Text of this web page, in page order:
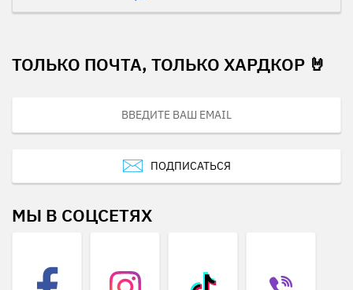
ТОЛЬКО ПОЧТА, ТОЛЬКО ХАРДКОР 🤘
ПОДПИСАТЬСЯ
МЫ В СОЦСЕТЯХ